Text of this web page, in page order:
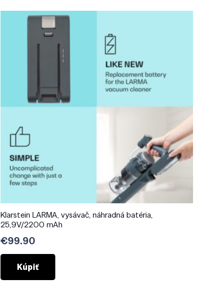
Klarstein LARMA, vysávač, náhradná batéria,
25,9V/2200 mAh
€99.90
Kúpiť